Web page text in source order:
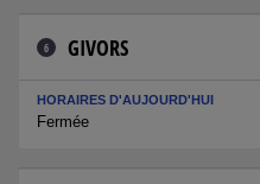
6 GIVORS
HORAIRES D'AUJOURD'HUI
Fermée